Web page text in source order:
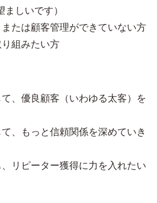
ましいです）
たは顧客管理ができていない方
組みたい方
、優良顧客（いわゆる太客）を
、もっと信頼関係を深めていき
リピーター獲得に力を入れたい